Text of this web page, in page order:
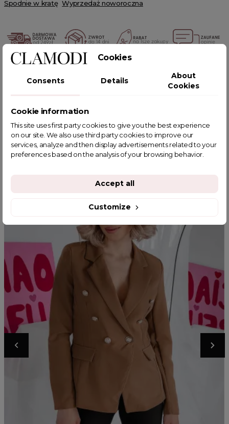
Spodnie w kratę Wyprzedaż noworoczna
YOU MIGHT ALSO LIKE
Cookies
Consents Details
About
Cookies
Cookie information
This site uses first party cookies to give you the best experience
on our site. We also use third party cookies to improve our
services, analyze and then display advertisements related to your
preferences based on the analysis of your browsing behavior.
Customize
Accept all